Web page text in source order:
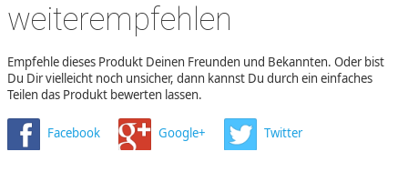
weiterempfehlen
Empfehle dieses Produkt Deinen Freunden und Bekannten. Oder bist
Du Dir vielleicht noch unsicher, dann kannst Du durch ein einfaches
Teilen das Produkt bewerten lassen.
Facebook Google+ Twitter